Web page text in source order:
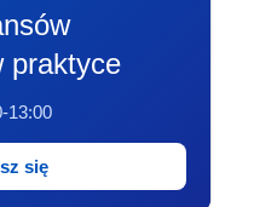
praktyce
13:00
się